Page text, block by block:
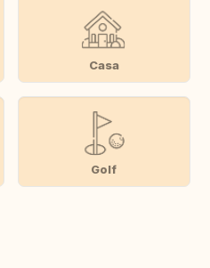
Casa
Golf